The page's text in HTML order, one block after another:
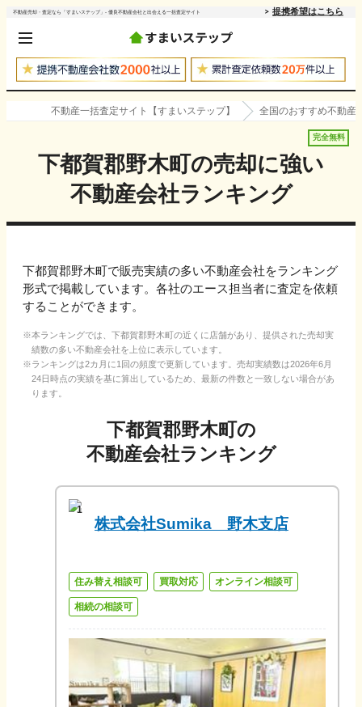
不動産売却・査定なら「すまいステップ」- 優良不動産会社と出会える一括査定サイト 提携希望はこちら
不動産一括査定サイト【すまいステップ】 全国のおすすめ不動産
完全無料
下都賀郡野木町の売却に強い
不動産会社ランキング
下都賀郡野木町で販売実績の多い不動産会社をランキング
形式で掲載しています。各社のエース担当者に査定を依頼
することができます。
本ランキングでは、 下都賀郡野木町の近くに店舗があり、提供された売却実
績数の多い不動産会社を上位に表示しています。
ランキングは2カ月に1回の頻度で更新しています。売却実績数は2026年6月
24日時点の実績を基に算出しているため、最新の件数と一致しない場合があ
ります。
下都賀郡野木町の
不動産会社ランキング
1
株式会社Sumika 野木支店
住み替え相談可 買取対応 オンライン相談可
相続の相談可